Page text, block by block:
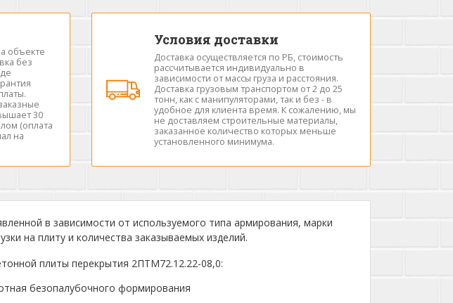
объекте
без
30
(оплата
на
Условия доставки
Доставка осуществляется по РБ, стоимость
рассчитывается индивидуально в
зависимости от массы груза и расстояния.
Доставка грузовым транспортом от 2 до 25
тонн, как с манипуляторами, так и без - в
удобное для клиента время. К сожалению, мы
не доставляем строительные материалы,
заказанное количество которых меньше
установленного минимума.
в зависимости от используемого типа армирования, марки
на плиту и количества заказываемых изделий.
плиты перекрытия 2ПТМ72.12.22-08,0:
безопалубочного формирования